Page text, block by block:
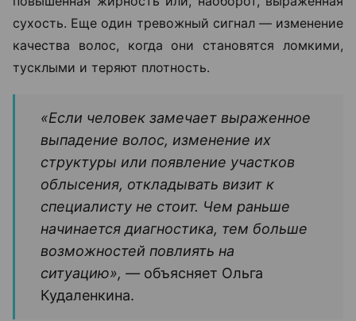
сухость. Еще один тревожный сигнал — изменение
качества волос, когда они становятся ломкими,
тусклыми и теряют плотность.
«Если человек замечает выраженное
выпадение волос, изменение их
структуры или появление участков
облысения, откладывать визит к
специалисту не стоит. Чем раньше
начинается диагностика, тем больше
возможностей повлиять на
ситуацию», — объясняет Ольга
Кудаленкина.